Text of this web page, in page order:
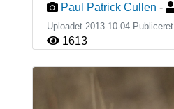
Paul Patrick Cullen -
Uploadet 2013-10-04 Publiceret
1613